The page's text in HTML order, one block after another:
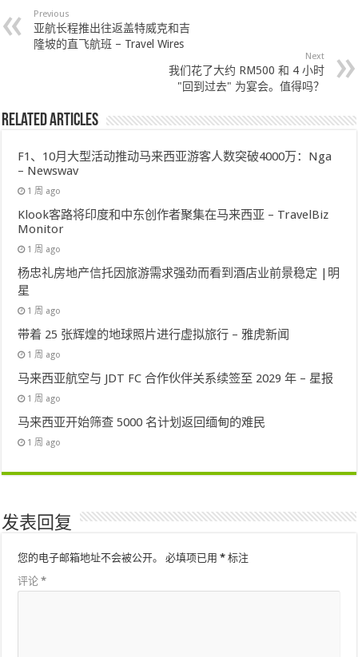
Previous
亚航长程推出往返盖特威克和吉
隆坡的直飞航班 – Travel Wires
Next
我们花了大约 RM500 和 4 小时
"回到过去" 为宴会。值得吗？
Related Articles
F1、10月大型活动推动马来西亚游客人数突破4000万：Nga
– Newswav
1 周 ago
Klook客路将印度和中东创作者聚集在马来西亚 – TravelBiz
Monitor
1 周 ago
杨忠礼房地产信托因旅游需求强劲而看到酒店业前景稳定 |明
星
1 周 ago
带着 25 张辉煌的地球照片进行虚拟旅行 – 雅虎新闻
1 周 ago
马来西亚航空与 JDT FC 合作伙伴关系续签至 2029 年 – 星报
1 周 ago
马来西亚开始筛查 5000 名计划返回缅甸的难民
1 周 ago
发表回复
您的电子邮箱地址不会被公开。 必填项已用* 标注
评论*